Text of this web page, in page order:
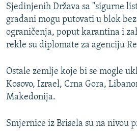
SVE KARTE DEJTONA
NASTANAK I RASPAD JUGOSLAVIJE
Sjedinjenih Država sa "sigurne
građani mogu putovati u blok
ograničenja, poput karantina i
rekle su diplomate za agenciju
Ostale zemlje koje bi se mogle
Kosovo, Izrael, Crna Gora,
Makedonija.
Smjernice iz Brisela su na nivou